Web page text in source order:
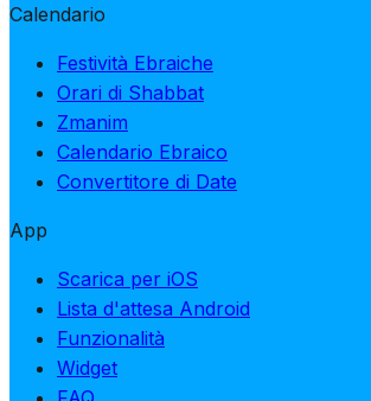
Calendario
Festività Ebraiche
Orari di Shabbat
Zmanim
Calendario Ebraico
Convertitore di Date
App
Scarica per iOS
Lista d'attesa Android
Funzionalità
Widget